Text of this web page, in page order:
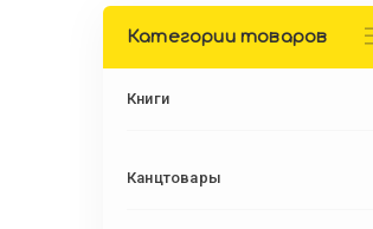
Категории товаров
Книги
Канцтовары